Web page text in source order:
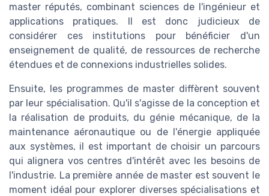
master réputés, combinant sciences de l'ingénieur et
applications pratiques. Il est donc judicieux de
considérer ces institutions pour bénéficier d'un
enseignement de qualité, de ressources de recherche
étendues et de connexions industrielles solides.
Ensuite, les programmes de master diffèrent souvent
par leur spécialisation. Qu'il s'agisse de la conception et
la réalisation de produits, du génie mécanique, de la
maintenance aéronautique ou de l'énergie appliquée
aux systèmes, il est important de choisir un parcours
qui alignera vos centres d'intérêt avec les besoins de
l'industrie. La première année de master est souvent le
moment idéal pour explorer diverses spécialisations et